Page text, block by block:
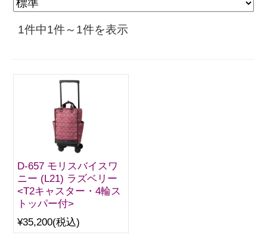
1件中1件～1件を表示
D-657 モリスバイスワ
ニー (L21) ラズベリー
<T2キャスター・4輪ス
トッパー付>
¥35,200(税込)